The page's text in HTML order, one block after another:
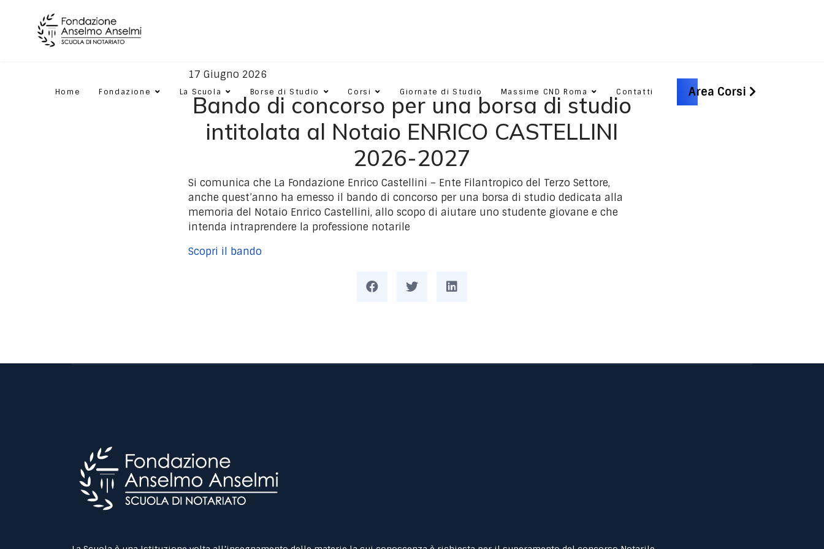
Home Fondazione La Scuola Borse di Studio Corsi Giornate di Studio Massime CND Roma Contatti Area Corsi
17 Giugno 2026
Bando di concorso per una borsa di studio
intitolata al Notaio ENRICO CASTELLINI
2026-2027
Si comunica che La Fondazione Enrico Castellini – Ente Filantropico del Terzo Settore,
anche quest’anno ha emesso il bando di concorso per una borsa di studio dedicata alla
memoria del Notaio Enrico Castellini, allo scopo di aiutare uno studente giovane e che
intenda intraprendere la professione notarile
Scopri il bando